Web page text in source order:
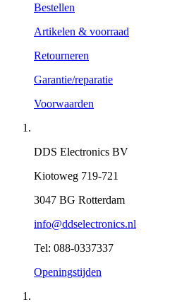
Bestellen
Artikelen & voorraad
Retourneren
Garantie/reparatie
Voorwaarden
DDS Electronics BV
Kiotoweg 719-721
3047 BG Rotterdam
info@ddselectronics.nl
Tel: 088-0337337
Openingstijden